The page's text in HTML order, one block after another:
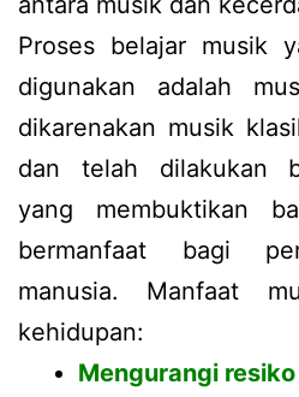
Proses belajar musik
digunakan adalah
dikarenakan musik
dan telah dilakukan
yang membuktikan
bermanfaat bagi
manusia. Manfaat
kehidupan:
Mengurangi